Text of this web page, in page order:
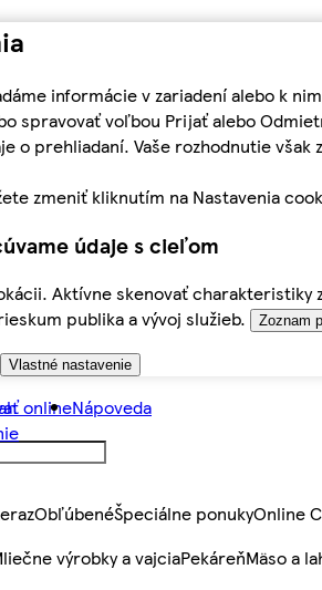
informácie v zariadení alebo k
spravovať voľbou Prijať alebo
o prehliadaní. Vaše rozhodnutie
zmeniť kliknutím na Nastavenia
údaje s cieľom
Aktívne skenovať
publika a vývoj služieb.
Zoznam
Vlastné nastavenie
onlineNápoveda
ObľúbenéŠpeciálne ponukyOnline
výrobky a vajciaPekáreňMäso a